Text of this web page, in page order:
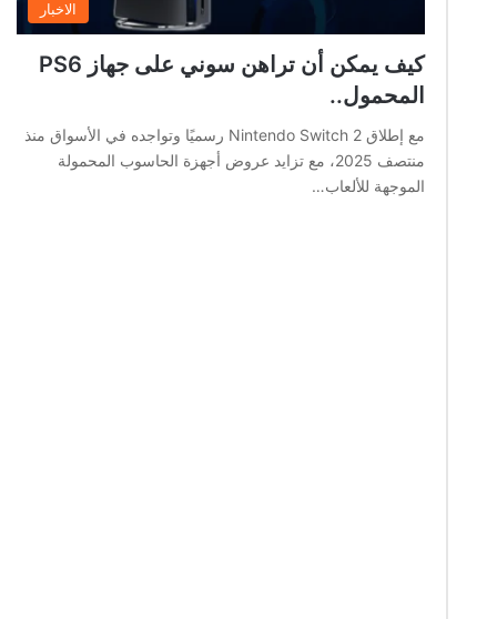
الاخبار
كيف يمكن أن تراهن سوني على جهاز PS6
المحمول..
مع إطلاق Nintendo Switch 2 رسميًا وتواجده في الأسواق منذ
منتصف 2025، مع تزايد عروض أجهزة الحاسوب المحمولة
الموجهة للألعاب…